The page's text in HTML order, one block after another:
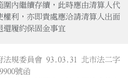
圍內繼續存續，此時應由清算人代
權利，亦即貴處應洽請清算人出面
還履約保固金事宜
法規委員會 93.03.31 北市法二字
號函